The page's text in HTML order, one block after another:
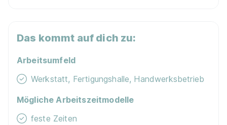
Stahlbautechniker:in (m/w/d)
Maschinenfabrik Traismauer GesmbH
Das kommt auf dich zu:
Arbeitsumfeld
Werkstatt, Fertigungshalle, Handwerksbetrieb
Mögliche Arbeitszeitmodelle
feste Zeiten